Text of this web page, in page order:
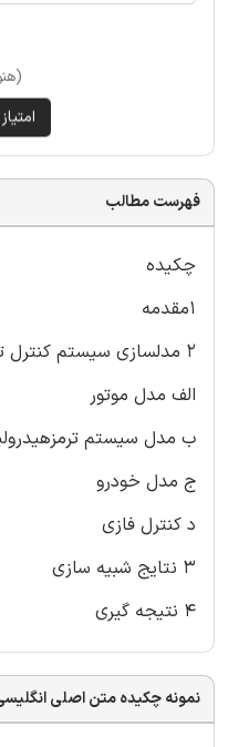
فهرست مطالب
چکیده
۱مقدمه
۲ مدلسازی سیستم کنترل ترکیبی کششی(htcs)
الف مدل موتور
ب مدل سیستم
ج مدل خودرو
د کنترل فازی
۳ نتایج شبیه سازی
۴ نتیجه گیری
نمونه چکیده متن اصلی